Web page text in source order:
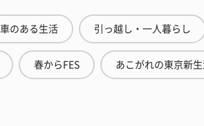
車のある生活 引っ越し・一人暮らし
春からFES あこがれの東京新